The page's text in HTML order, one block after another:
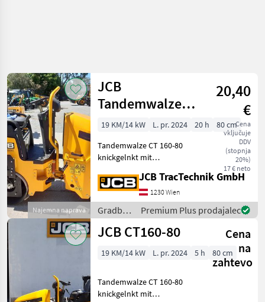
Kategorija 4 Država
TRENUTNA
POT
Gradbena
tehnika
Gradbeni
Stroji
Gradbeni
Valjar
JCB
Ponastavi
Prikaži 6
rezultatov
Najemna naprava
JCB
Tandemwalze
CT160-80
20,40
€
Cena
vključuje
DDV
(stopnja
20%)
17 € neto
19 KM/14 kW L. pr. 2024 20 h
80 cm
Tandemwalze CT 160-80
knickgelnkt mit
Betriebsgewicht: 1710 kg;
Bandagenbreite: 800 mm;
Motor: Kubota D1005-E4B-
EU, 14, 5kW, Frequenz: 50
Hz/ 66 Hz, Ampli
JCB TracTechnik GmbH
1230 Wien
Gradbeni
stroji /
JCB
Premium Plus prodajalec
JCB CT160-80
Cena
na
zahtevo
19 KM/14 kW L. pr. 2024 5 h 80 cm
Tandemwalze CT 160-80
knickgelnkt mit